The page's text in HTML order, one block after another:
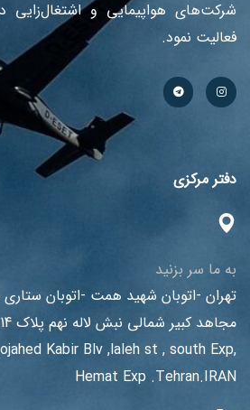
شرکت‌های هواپیمایی و
فعالیت نمود.
دفتر مرکزی
به ما سر بزنید
تهران -اتوبان شهید همت -اتوبان ستاری
مجاهد کبیر شمالی نبش لاله نهم پلاک 14 طبقه سوم
Kabir Blv ,laleh st , south Exp,
Hemat Exp .Tehran.IRAN